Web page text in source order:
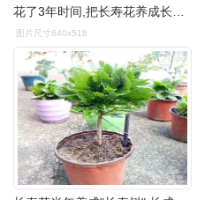
图片尺寸640x518